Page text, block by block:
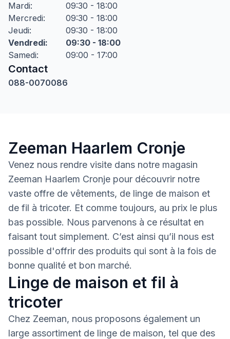
Mardi:
09:30 - 18:00
Mercredi:
09:30 - 18:00
Jeudi:
09:30 - 18:00
Vendredi:
09:30 - 18:00
Samedi: 09:00 - 17:00
Contact
088-0070086
Zeeman Haarlem Cronje
Venez nous rendre visite dans notre magasin
Zeeman Haarlem Cronje pour découvrir notre
vaste offre de vêtements, de linge de maison et
de fil à tricoter. Et comme toujours, au prix le plus
bas possible. Nous parvenons à ce résultat en
faisant tout simplement. C’est ainsi qu’il nous est
possible d'offrir des produits qui sont à la fois de
bonne qualité et bon marché.
Linge de maison et fil à
tricoter
Chez Zeeman, nous proposons également un
large assortiment de linge de maison, tel que des